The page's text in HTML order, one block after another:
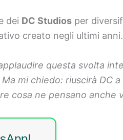
dei DC Studios per
creato negli ultimi anni.
questa svolta
mi chiedo: riuscirà DC a
cosa ne pensano anche